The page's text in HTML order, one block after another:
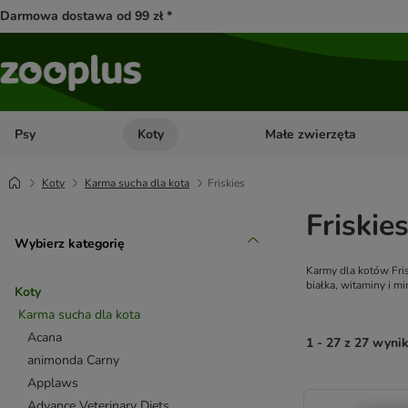
Darmowa dostawa od 99 zł *
Psy Otwórz menu kategorii: Psy
Koty Otwórz menu kategorii: Koty
Małe zwierzęta
Koty Karma sucha dla kota Friskies
Wybierz kategorię
Koty
Karma sucha dla kota
Acana
animonda Carny
Applaws
Karmy dla kotów
białka, witaminy i
1 - 27 z 27